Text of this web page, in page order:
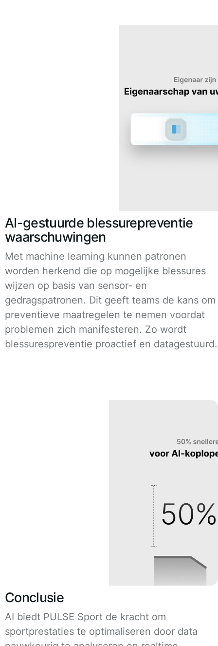
AI-gestuurde blessurepreventie
waarschuwingen
Met machine learning kunnen patronen
worden herkend die op mogelijke blessures
wijzen op basis van sensor- en
gedragspatronen. Dit geeft teams de kans om
preventieve maatregelen te nemen voordat
problemen zich manifesteren. Zo wordt
blessurespreventie proactief en datagestuurd.
Conclusie
AI biedt PULSE Sport de kracht om
sportprestaties te optimaliseren door data